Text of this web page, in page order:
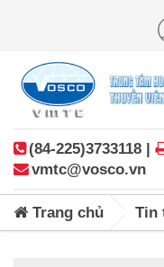
(84-225)3733118 |
vmtc@vosco.vn
Trang chủ Tin